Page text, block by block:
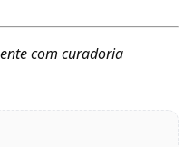
com curadoria